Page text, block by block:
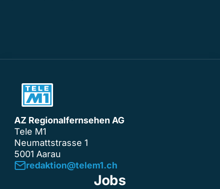
AZ Regionalfernsehen AG
Tele M1
Neumattstrasse 1
5001 Aarau
redaktion@telem1.ch
Jobs